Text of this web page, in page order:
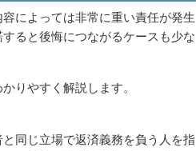
によっては非常に重い責任が発生
ると後悔につながるケースも少な
りやすく解説します。
同じ立場で返済義務を負う人を指